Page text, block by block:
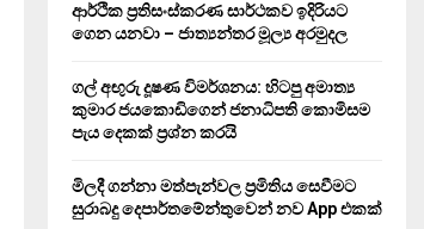
ආර්ථික ප්‍රතිසංස්කරණ සාර්ථකව ඉදිරියට
ගෙන යනවා – ජාත්‍යන්තර මූල්‍ය අරමුදල
ගල් අඟුරු දූෂණ විමර්ශනය: හිටපු අමාත්‍ය
කුමාර ජයකොඩිගෙන් ජනාධිපති කොමිසම
පැය දෙකක් ප්‍රශ්න කරයි
මිලදී ගන්නා මත්පැන්වල ප්‍රමිතිය සෙවීමට
සුරාබදු දෙපාර්තමේන්තුවෙන් නව App එකක්